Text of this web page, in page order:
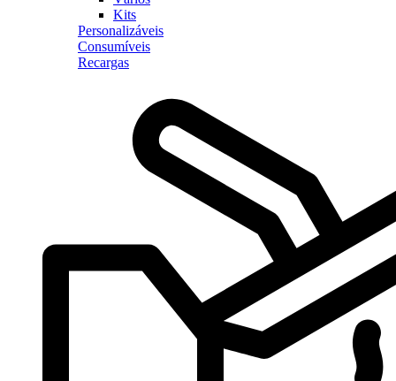
Kits
Personalizáveis
Consumíveis
Recargas